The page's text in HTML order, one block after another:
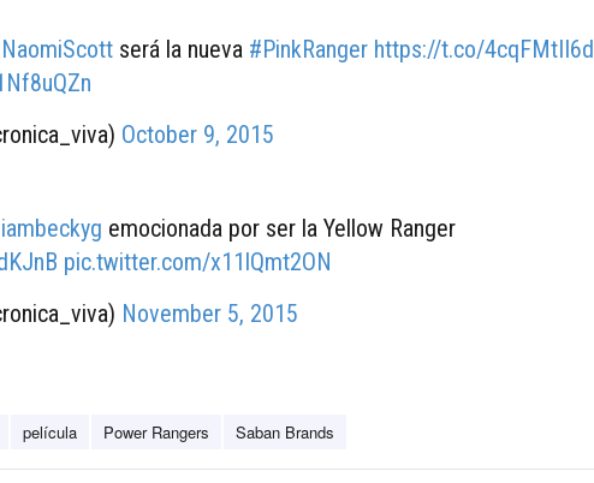
será la nueva #PinkRanger https://t.co/4cqFMtII6d
October 9, 2015
emocionada por ser la Yellow Ranger
pic.twitter.com/x11lQmt2ON
November 5, 2015
película Power Rangers Saban Brands